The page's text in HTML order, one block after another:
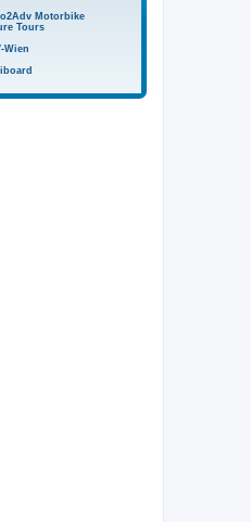
Motorbike
Tours
Wien